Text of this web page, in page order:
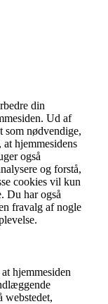
din
Ud af
som nødvendige,
hjemmesidens
også
og forstå,
cookies vil kun
Du har også
fravalg af nogle
hjemmesiden
webstedet,